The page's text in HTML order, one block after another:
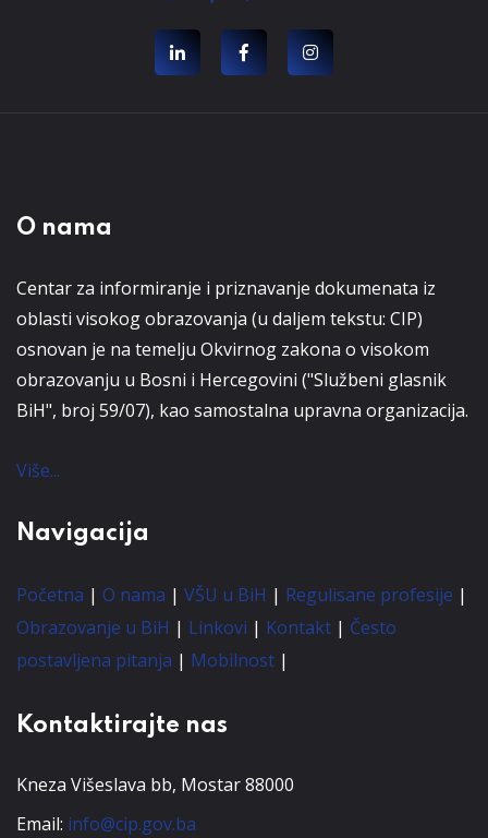
O nama
Centar za informiranje i priznavanje dokumenata iz
oblasti visokog obrazovanja (u daljem tekstu: CIP)
osnovan je na temelju Okvirnog zakona o visokom
obrazovanju u Bosni i Hercegovini ("Službeni glasnik
BiH", broj 59/07), kao samostalna upravna organizacija.
Više...
Navigacija
Početna | O nama | VŠU u BiH | Regulisane profesije |
Obrazovanje u BiH | Linkovi | Kontakt | Često
postavljena pitanja | Mobilnost |
Kontaktirajte nas
Kneza Višeslava bb, Mostar 88000
Email: info@cip.gov.ba